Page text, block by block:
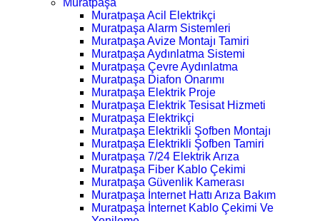
Muratpaşa
Muratpaşa Acil Elektrikçi
Muratpaşa Alarm Sistemleri
Muratpaşa Avize Montajı Tamiri
Muratpaşa Aydınlatma Sistemi
Muratpaşa Çevre Aydınlatma
Muratpaşa Diafon Onarımı
Muratpaşa Elektrik Proje
Muratpaşa Elektrik Tesisat Hizmeti
Muratpaşa Elektrikçi
Muratpaşa Elektrikli Şofben Montajı
Muratpaşa Elektrikli Şofben Tamiri
Muratpaşa 7/24 Elektrik Arıza
Muratpaşa Fiber Kablo Çekimi
Muratpaşa Güvenlik Kamerası
Muratpaşa İnternet Hattı Arıza Bakım
Muratpaşa İnternet Kablo Çekimi Ve